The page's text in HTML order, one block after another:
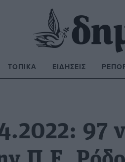
ΤΟΠΙΚΆ ΕΙΔΉΣΕΙΣ
97